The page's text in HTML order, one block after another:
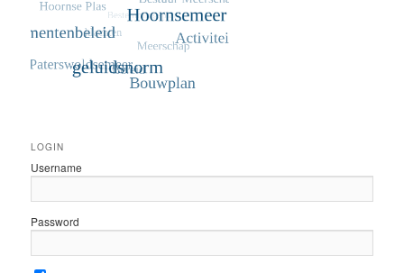
LOGIN
Username
Password